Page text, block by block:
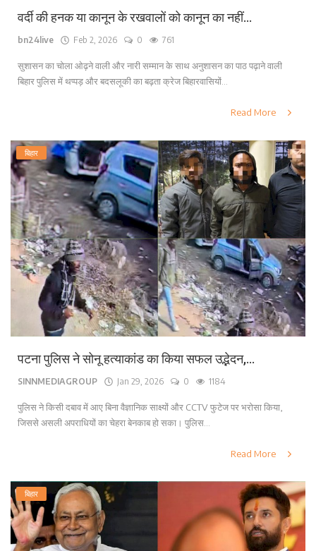
वर्दी की हनक या कानून के रखवालों को कानून का नहीं...
bn24live Feb 2, 2026 0 761
सुशासन का चोला ओढ़ने वाली और नारी सम्मान के साथ अनुशासन का पाठ पढ़ाने वाली
बिहार पुलिस में थप्पड़ और बदसलूकी का बढ़ता क्रेज बिहारवासियों...
Read More
बिहार
पटना पुलिस ने सोनू हत्याकांड का किया सफल उद्भेदन,...
SINNMEDIAGROUP Jan 29, 2026 0 1184
पुलिस ने किसी दबाव में आए बिना वैज्ञानिक साक्ष्यों और CCTV फुटेज पर भरोसा किया,
जिससे असली अपराधियों का चेहरा बेनकाब हो सका। पुलिस...
Read More
बिहार